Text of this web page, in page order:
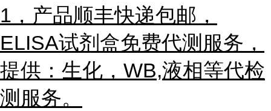
1，产品顺丰快递包邮，
ELISA试剂盒免费代测服务，
提供：生化，WB,液相等代检
测服务。